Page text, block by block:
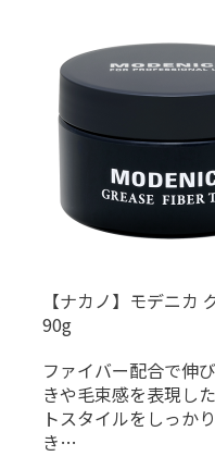
【ナカノ】モデニカ
90g
ファイバー配合で伸
きや毛束感を表現し
トスタイルをしっか
き…